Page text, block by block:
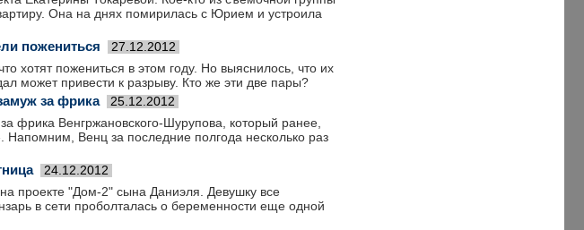
Она на днях помирилась с Юрием и устроила
пожениться 27.12.2012
хотят пожениться в этом году. Но выяснилось, что их
может привести к разрыву. Кто же эти две пары?
за фрика 25.12.2012
фрика Венгржановского-Шурупова, который ранее,
Напомним, Венц за последние полгода несколько раз
24.12.2012
проекте "Дом-2" сына Даниэля. Девушку все
в сети проболталась о беременности еще одной